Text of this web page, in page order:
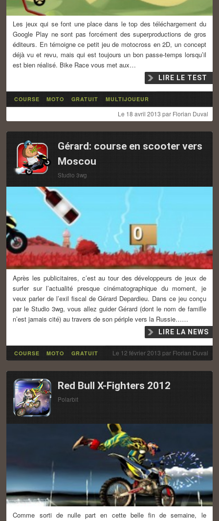
Les jeux qui se font une place dans le top des téléchargement du
Google Play ne sont pas forcément des superproductions de gros
éditeurs. En témoigne ce petit jeu de motocross en 2D, un concept
déjà vu et revu, mais qui est toujours un bon passe-temps lorsqu’il
est bien réalisé. Bike Race vous met aux…
LIRE LE TEST
COURSE MOTO GRATUIT MULTIJOUEUR
Le 18 avril 2013 par Florian Duval
Gérard: course en scooter vers
Moscou
Studio 3wg
Après les publicitaires, c’est au tour des développeurs de jeux de
surfer sur l’actualité presque cinématographique du moment, je
veux parler de l’exil fiscal de Gérard Depardieu. Dans ce jeu conçu
par le Studio 3wg, vous allez guider Gérard (dont le nom de famille
n’est jamais cité) au travers de son périple vers la Russie……
LIRE LA NEWS
COURSE MOTO GRATUIT Le 12 février 2013 par Florian Duval
Red Bull X-Fighters 2012
Polarbit
Comme sorti de nulle part en cette belle fin de semaine, le